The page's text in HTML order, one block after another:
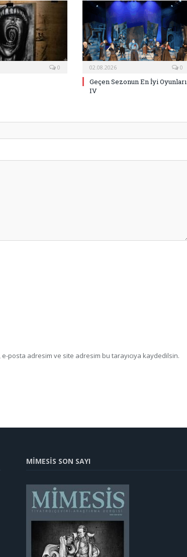
0 02.08.2026 0
Geçen Sezonun En İyi Oyunları
IV
e-posta adresim ve site adresim bu tarayıcıya kaydedilsin.
MİMESİS SON SAYI